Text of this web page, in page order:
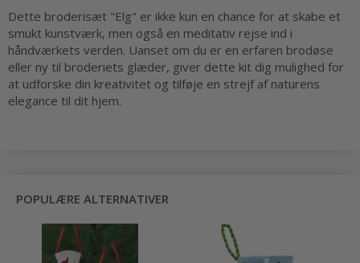
Dette broderisæt "Elg" er ikke kun en chance for at skabe et
smukt kunstværk, men også en meditativ rejse ind i
håndværkets verden. Uanset om du er en erfaren brodøse
eller ny til broderiets glæder, giver dette kit dig mulighed for
at udforske din kreativitet og tilføje en strejf af naturens
elegance til dit hjem.
POPULÆRE ALTERNATIVER